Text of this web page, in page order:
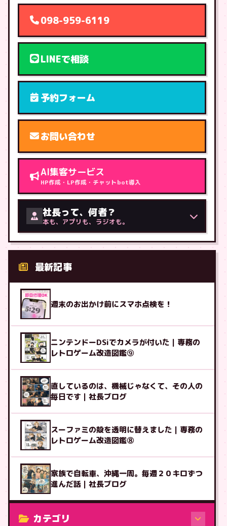
098-959-6119
LINEで相談
予約フォーム
お問い合わせ
AI集客サービス
HP作成・LP作成・チャットbot導入
社長って、何者？
本も、アプリも、ラジオも。
最新記事
週末のお出かけ前にスマホ点検を！
ニンテンドーDSiでカメラが付いた｜専務の
レトロゲーム改造図鑑⑨
直しているのは、機械じゃなくて、その人の
毎日です｜社長ブログ
スーファミの殻を透明に替えました｜専務の
レトロゲーム改造図鑑⑧
家族で自転車、沖縄一周。毎週２０キロずつ
進んだ話｜社長ブログ
カテゴリ